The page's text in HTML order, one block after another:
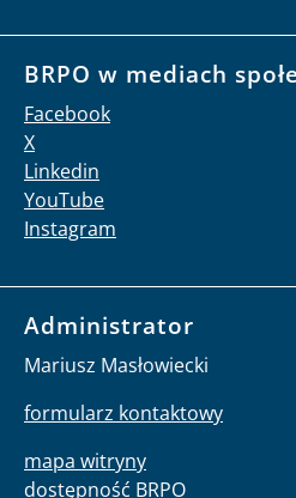
BRPO w mediach
Facebook
X
Linkedin
YouTube
Instagram
Administrator
Mariusz Masłowiecki
formularz kontaktowy
mapa witryny
dostępność BRPO